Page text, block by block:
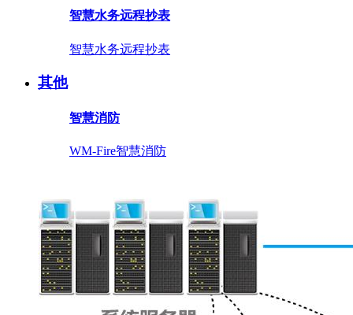
智慧水务远程抄表
智慧水务远程抄表
其他
智慧消防
WM-Fire智慧消防